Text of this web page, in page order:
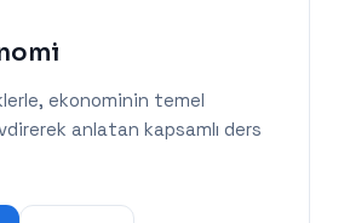
ekonominin temel
anlatan kapsamlı ders